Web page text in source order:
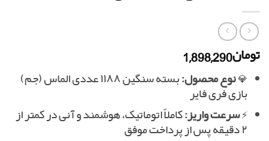
تومان1,898,290
💎نوع محصول:
بسته سنگین ۱۱۸۸ عددی الماس (جم)
بازی فری فایر
⚡سرعت واریز:کاملاً اتوماتیک، هوشمند و آنی در کمتر از
۲ دقیقه پس از پرداخت موفق